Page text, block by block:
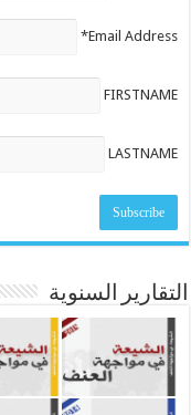
Email Address*
FIRSTNAME
LASTNAME
التقارير السنوية